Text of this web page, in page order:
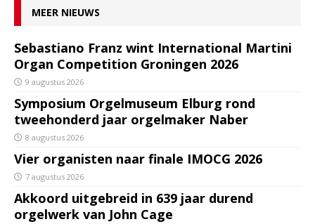
MEER NIEUWS
Sebastiano Franz wint International Martini
Organ Competition Groningen 2026
9 augustus 2026
Symposium Orgelmuseum Elburg rond
tweehonderd jaar orgelmaker Naber
8 augustus 2026
Vier organisten naar finale IMOCG 2026
7 augustus 2026
Akkoord uitgebreid in 639 jaar durend
orgelwerk van John Cage